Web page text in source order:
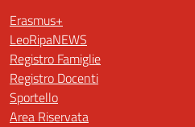
Erasmus+
LeoRipaNEWS
Registro Famiglie
Registro Docenti
Sportello
Area Riservata